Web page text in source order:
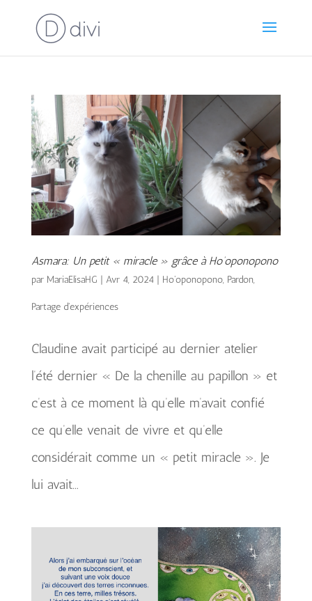
Asmara: Un petit « miracle » grâce à Ho’oponopono
par MariaElisaHG | Avr 4, 2024| Ho'oponopono, Pardon,
Partage d'expériences
Claudine avait participé au dernier atelier
l’été dernier « De la chenille au papillon » et
c’est à ce moment là qu’elle m’avait confié
ce qu’elle venait de vivre et qu’elle
considérait comme un « petit miracle ». Je
lui avait...